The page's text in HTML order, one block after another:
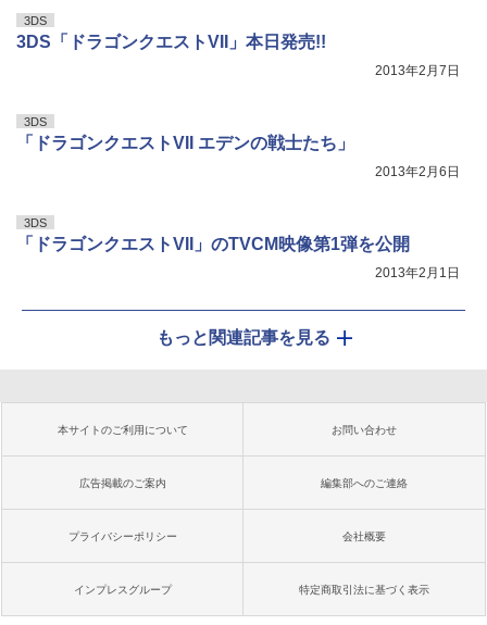
3DS
3DS「ドラゴンクエストVII」本日発売!!
2013年2月7日
3DS
「ドラゴンクエストVII エデンの戦士たち」
2013年2月6日
3DS
「ドラゴンクエストVII」のTVCM映像第1弾を公開
2013年2月1日
もっと関連記事を見る
本サイトのご利用について お問い合わせ
広告掲載のご案内 編集部へのご連絡
プライバシーポリシー 会社概要
インプレスグループ 特定商取引法に基づく表示